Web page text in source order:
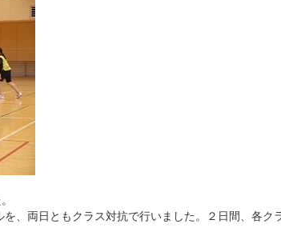
、両日ともクラス対抗で行いました。２日間、各ク